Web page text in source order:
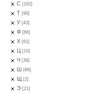
С [182]
Т [90]
У [43]
Ф [66]
Х [61]
Ц [10]
Ч [39]
Ш [86]
Щ [2]
Э [21]